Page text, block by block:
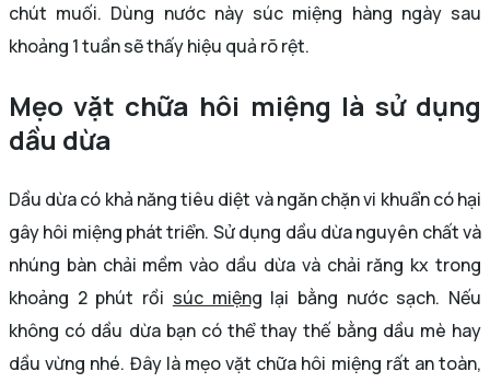
chút muối. Dùng nước này súc miệng hàng ngày sau
khoảng 1 tuần sẽ thấy hiệu quả rõ rệt.
Mẹo vặt chữa hôi miệng là sử dụng
dầu dừa
Dầu dừa có khả năng tiêu diệt và ngăn chặn vi khuẩn có hại
gây hôi miệng phát triển. Sử dụng dầu dừa nguyên chất và
nhúng bàn chải mềm vào dầu dừa và chải răng kx trong
khoảng 2 phút rồi súc miệng lại bằng nước sạch. Nếu
không có dầu dừa bạn có thể thay thế bằng dầu mè hay
dầu vừng nhé. Đây là mẹo vặt chữa hôi miệng rất an toàn,